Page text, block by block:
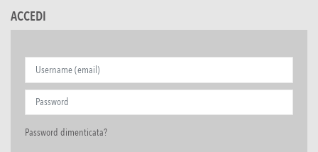
ACCEDI
Password dimenticata?